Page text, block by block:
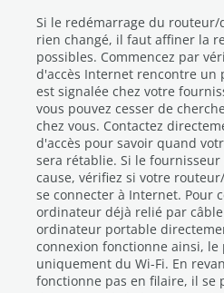
Si le redémarrage du routeur/
rien changé, il faut affiner la
possibles. Commencez par
d'accès Internet rencontre un
est signalée chez votre
vous pouvez cesser de
chez vous. Contactez
d'accès pour savoir quand
sera rétablie. Si le fournisseur
cause, vérifiez si votre
se connecter à Internet. Pour
ordinateur déjà relié par
ordinateur portable
connexion fonctionne ainsi,
uniquement du Wi-Fi. En
fonctionne pas en filaire, il se